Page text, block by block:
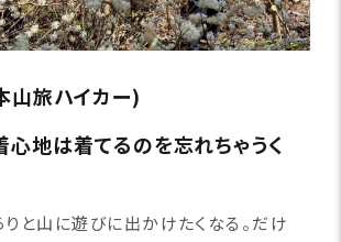
山旅ハイカー)
心地は着てるのを忘れちゃうく
りと山に遊びに出かけたくなる。だけ